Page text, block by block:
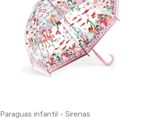
Paraguas infantil - Sirenas